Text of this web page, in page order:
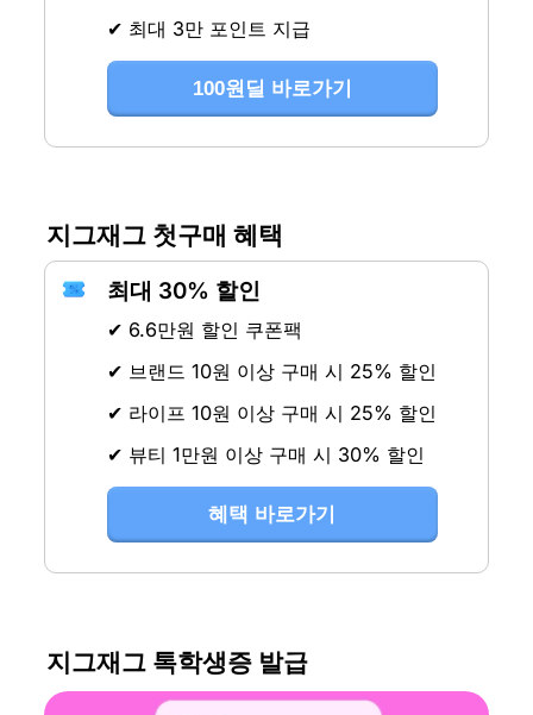
✔ 최대 3만 포인트 지급
100원딜 바로가기
지그재그 첫구매 혜택
최대 30% 할인
✔ 6.6만원 할인 쿠폰팩
✔ 브랜드 10원 이상 구매 시 25% 할인
✔ 라이프 10원 이상 구매 시 25% 할인
✔ 뷰티 1만원 이상 구매 시 30% 할인
혜택 바로가기
지그재그 톡학생증 발급